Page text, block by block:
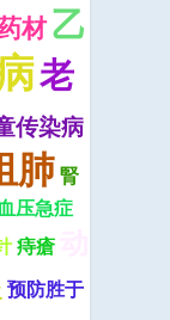
材乙
老
传染病
肺腎
压急症
痔瘡
预防胜于